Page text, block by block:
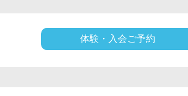
体験・入会ご予約